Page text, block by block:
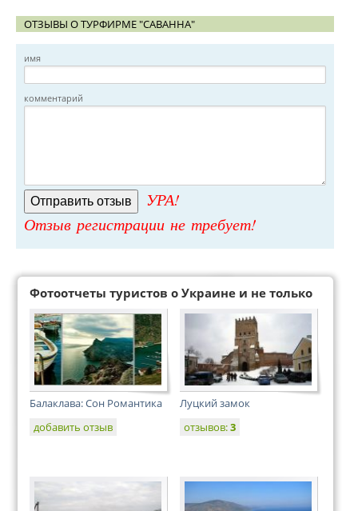
ОТЗЫВЫ О ТУРФИРМЕ "САВАННА"
имя
комментарий
УРА!
Отзыв регистрации не требует!
Фотоотчеты туристов о Украине и не только
Балаклава: Сон Романтика
добавить отзыв
Луцкий замок
отзывов:3